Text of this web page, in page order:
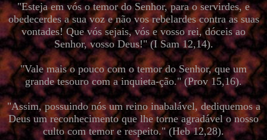
"Esteja em vós o temor do Senhor, para o servirdes, e
obedecerdes a sua voz e não vos rebelardes contra as suas
vontades! Que vós sejais, vós e vosso rei, dóceis ao
Senhor, vosso Deus!" (I Sam 12,14).
"Vale mais o pouco com o temor do Senhor, que um
grande tesouro com a inquieta-ção." (Prov 15,16).
"Assim, possuindo nós um reino inabalável, dediquemos a
Deus um reconhecimento que lhe torne agradável o nosso
culto com temor e respeito." (Heb 12,28).